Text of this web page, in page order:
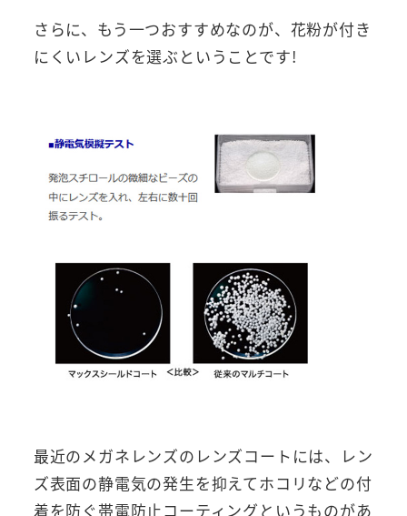
さらに、もう一つおすすめなのが、花粉が付き
にくいレンズを選ぶということです!
最近のメガネレンズのレンズコートには、レン
ズ表面の静電気の発生を抑えてホコリなどの付
着を防ぐ帯電防止コーティングというものがあ